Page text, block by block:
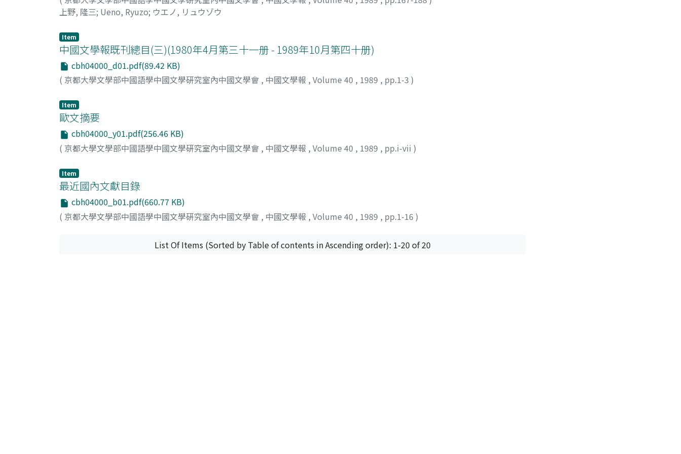
上野, 隆三; Ueno, Ryuzo; ウエノ, リュウゾウ
Item
中國文學報既刊總目(三)(1980年4月第三十一册 - 1989年10月第四十册)
cbh04000_d01.pdf(89.42 KB)
( 京都大學文學部中國語學中國文學硏究室內中國文學會 , 中國文學報 , Volume 40 , 1989 , pp.1-3 )
Item
歐文摘要
cbh04000_y01.pdf(256.46 KB)
( 京都大學文學部中國語學中國文學硏究室內中國文學會 , 中國文學報 , Volume 40 , 1989 , pp.i-vii )
Item
最近國內文獻目錄
cbh04000_b01.pdf(660.77 KB)
( 京都大學文學部中國語學中國文學硏究室內中國文學會 , 中國文學報 , Volume 40 , 1989 , pp.1-16 )
List Of Items (Sorted by Table of contents in Ascending order): 1-20 of 20